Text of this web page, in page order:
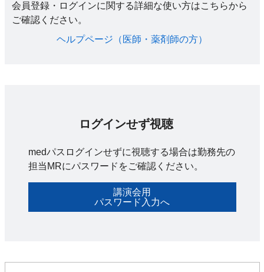
会員登録・ログインに関する詳細な使い方はこちらから
ご確認ください。​
ヘルプページ（医師・薬剤師の方）​
ログインせず視聴
medパスログインせずに視聴する場合は勤務先の
担当MRにパスワードをご確認ください。
講演会用
パスワード入力へ